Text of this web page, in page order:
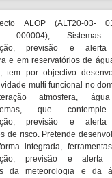
ALOP (ALT20-03-
000004),
previsão e
e em reservatórios de
tem por objectivo
multi funcional no
atmosfera,
que
previsão e
de risco. Pretende
integrada,
previsão e alerta
da meteorologia e da